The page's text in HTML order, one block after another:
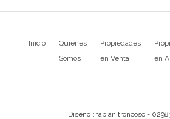
Inicio
Quienes
Somos
Propiedades
en Venta
en
Diseño : fabián troncoso -